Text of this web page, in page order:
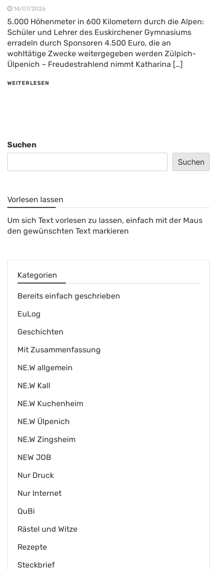
14/07/2026
5.000 Höhenmeter in 600 Kilometern durch die Alpen:
Schüler und Lehrer des Euskirchener Gymnasiums
erradeln durch Sponsoren 4.500 Euro, die an
wohltätige Zwecke weitergegeben werden Zülpich-
Ülpenich – Freudestrahlend nimmt Katharina […]
WEITERLESEN
Suchen
Suchen
Vorlesen lassen
Um sich Text vorlesen zu lassen, einfach mit der Maus
den gewünschten Text markieren
Kategorien
Bereits einfach geschrieben
EuLog
Geschichten
Mit Zusammenfassung
NE.W allgemein
NE.W Kall
NE.W Kuchenheim
NE.W Ülpenich
NE.W Zingsheim
NEW JOB
Nur Druck
Nur Internet
QuBi
Rästel und Witze
Rezepte
Steckbrief